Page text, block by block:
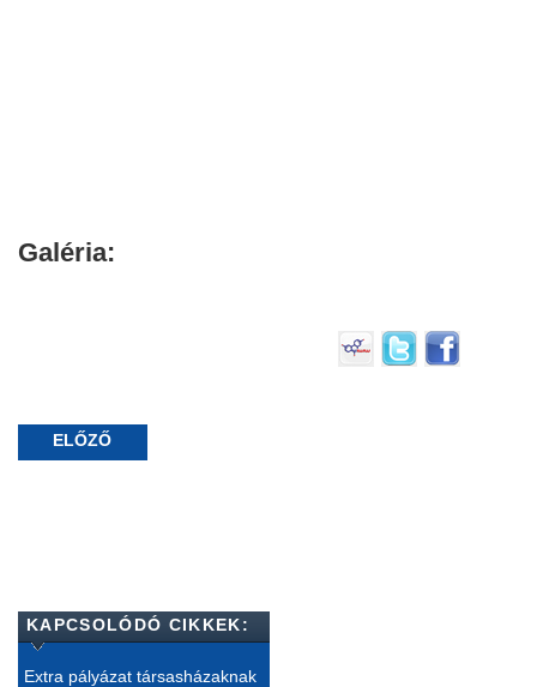
Galéria:
ELŐZŐ
KAPCSOLÓDÓ CIKKEK:
Extra pályázat társasházaknak